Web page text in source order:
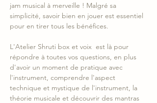
jam musical à merveille ! Malgré sa
simplicité, savoir bien en jouer est essentiel
pour en tirer tous les bénéfices.
L'Atelier Shruti box et voix  est là pour
répondre à toutes vos questions, en plus
d'avoir un moment de pratique avec
l'instrument, comprendre l'aspect
technique et mystique de l'instrument, la
théorie musicale et découvrir des mantras